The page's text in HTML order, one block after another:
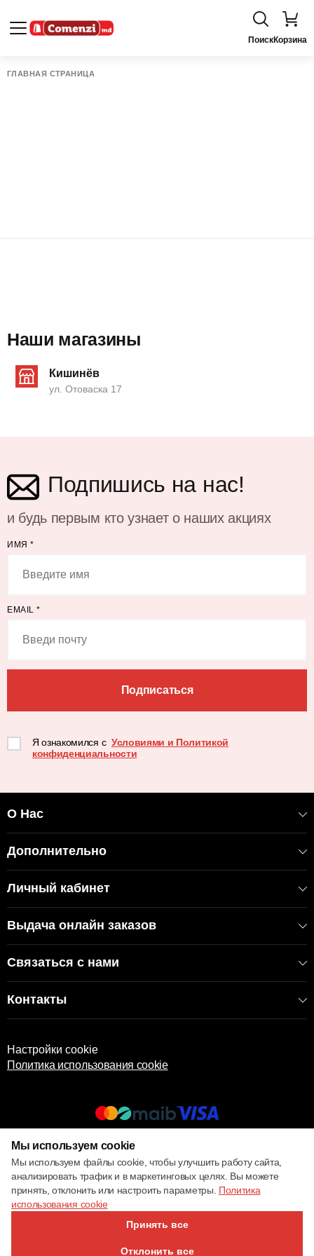
ПоискКорзина
ГЛАВНАЯ СТРАНИЦА
Наши магазины
Кишинёв
ул. Отоваска 17
Подпишись на нас!
и будь первым кто узнает о наших акциях
ИМЯ *
EMAIL *
Подписаться
Я ознакомился с Условиями и Политикой
конфиденциальности
О Нас
Дополнительно
Личный кабинет
Выдача онлайн заказов
Связаться с нами
Контакты
Настройки cookie
Политика использования cookie
© 2017 – 2026 ECOM
Мы используем cookie
Мы используем файлы cookie, чтобы улучшить работу сайта,
анализировать трафик и в маркетинговых целях. Вы можете
принять, отклонить или настроить параметры. Политика
использования cookie
Принять все
Отклонить все